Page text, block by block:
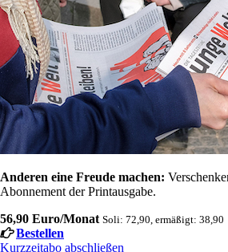
Anderen eine Freude machen:
Abonnement der Printausgabe.
56,90 Euro/Monat Soli: 72,90, ermäßigt: 38,90
Bestellen
Kurzzeitabo abschließen